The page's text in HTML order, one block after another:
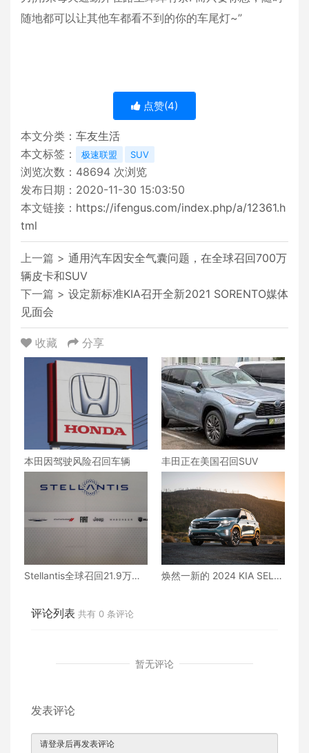
随地都可以让其他车都看不到的你的车尾灯~”
点赞(4)
本文分类： 车友生活
本文标签：
极速联盟 SUV
浏览次数： 48694 次浏览
发布日期：2020-11-30 15:03:50
本文链接： https://ifengus.com/index.php/a/12361.h
tml
上一篇 > 通用汽车因安全气囊问题，在全球召回700万
辆皮卡和SUV
下一篇 > 设定新标准KIA召开全新2021 SORENTO媒体
见面会
收藏 分享
本田因驾驶风险召回车辆 丰田正在美国召回SUV
Stellantis全球召回21.9万吉
焕然一新的 2024 KIA SELT
评论列表 共有 0 条评论
暂无评论
发表评论